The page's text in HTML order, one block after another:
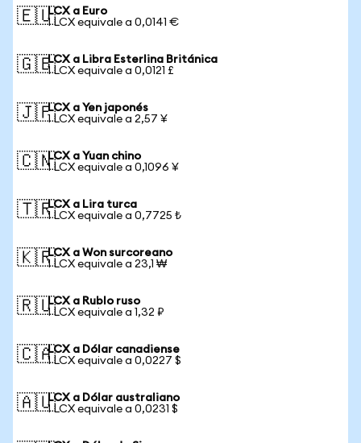
🇪🇺LCX a Euro
1 LCX equivale a 0,0141 €
🇬🇧LCX a Libra Esterlina Británica
1 LCX equivale a 0,0121 £
🇯🇵LCX a Yen japonés
1 LCX equivale a 2,57 ¥
🇨🇳LCX a Yuan chino
1 LCX equivale a 0,1096 ¥
🇹🇷LCX a Lira turca
1 LCX equivale a 0,7725 ₺
🇰🇷LCX a Won surcoreano
1 LCX equivale a 23,1 ₩
🇷🇺LCX a Rublo ruso
1 LCX equivale a 1,32 ₽
🇨🇦LCX a Dólar canadiense
1 LCX equivale a 0,0227 $
🇦🇺LCX a Dólar australiano
1 LCX equivale a 0,0231 $